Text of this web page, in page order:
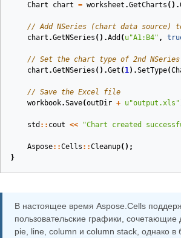
Chart
chart = worksheet .GetCharts ().
// Add NSeries (chart data source)
chart .GetNSeries ().Add ( u"A1:B4" ,
// Set the chart type of 2nd
chart .GetNSeries ().Get ( 1).SetType(
// Save the Excel file
workbook.Save(outDir + u"output.xls"
std :: cout << "Chart created
Aspose::Cells ::Cleanup();
}
В настоящее время Aspose.Cells
пользовательские графики,
pie, line, column и column stack, однако в